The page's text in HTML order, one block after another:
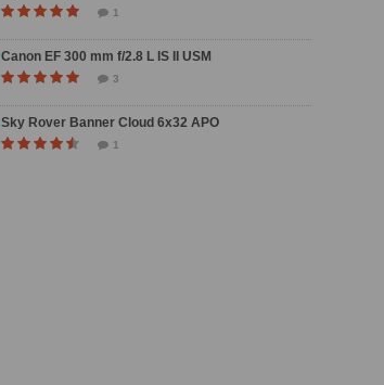
1
Canon EF 300 mm f/2.8 L IS II USM
3
Sky Rover Banner Cloud 6x32 APO
1